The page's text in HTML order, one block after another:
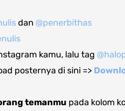
dan @penerbithas
kamu, lalu tag
posternya di sini =>
temanmu pada kolom